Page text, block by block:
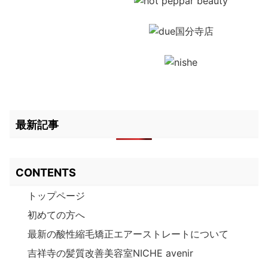
最新記事
CONTENTS
トップページ
初めての方へ
最新の酸性縮毛矯正エアーストレートについて
吉祥寺の髪質改善美容室NICHE avenir